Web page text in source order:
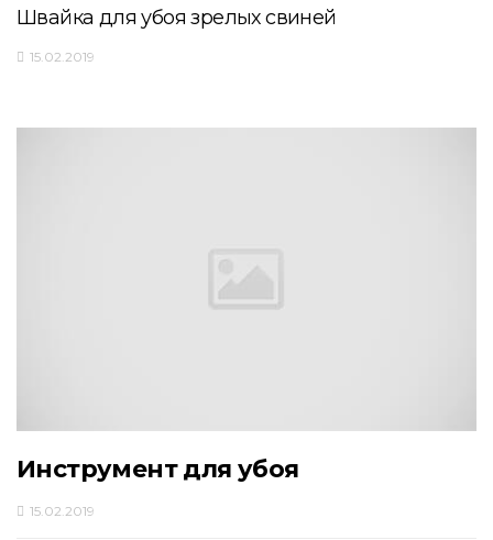
Швайка для убоя зрелых свиней
15.02.2019
Инструмент для убоя
15.02.2019